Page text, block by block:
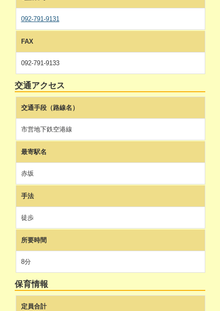
092-791-9131
FAX
092-791-9133
交通アクセス
交通手段（路線名）
市営地下鉄空港線
最寄駅名
赤坂
手法
徒歩
所要時間
8分
保育情報
定員合計